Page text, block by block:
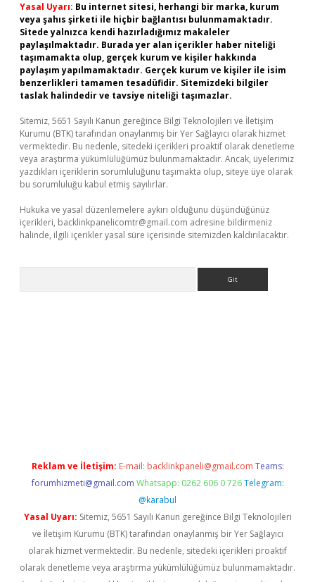
Yasal Uyarı: Bu internet sitesi, herhangi bir marka, kurum
veya şahıs şirketi ile hiçbir bağlantısı bulunmamaktadır.
Sitede yalnızca kendi hazırladığımız makaleler
paylaşılmaktadır. Burada yer alan içerikler haber niteliği
taşımamakta olup, gerçek kurum ve kişiler hakkında
paylaşım yapılmamaktadır. Gerçek kurum ve kişiler ile isim
benzerlikleri tamamen tesadüfidir. Sitemizdeki bilgiler
taslak halindedir ve tavsiye niteliği taşımazlar.
Sitemiz, 5651 Sayılı Kanun gereğince Bilgi Teknolojileri ve İletişim
Kurumu (BTK) tarafından onaylanmış bir Yer Sağlayıcı olarak hizmet
vermektedir. Bu nedenle, sitedeki içerikleri proaktif olarak denetleme
veya araştırma yükümlülüğümüz bulunmamaktadır. Ancak, üyelerimiz
yazdıkları içeriklerin sorumluluğunu taşımakta olup, siteye üye olarak
bu sorumluluğu kabul etmiş sayılırlar.
Hukuka ve yasal düzenlemelere aykırı olduğunu düşündüğünüz
içerikleri, backlinkpanelicomtr@gmail.com adresine bildirmeniz
halinde, ilgili içerikler yasal süre içerisinde sitemizden kaldırılacaktır.
Reklam ve İletişim: E-mail: backlinkpaneli@gmail.com Teams:
forumhizmeti@gmail.com Whatsapp: 0262 606 0 726 Telegram:
@karabul
Yasal Uyarı: Sitemiz, 5651 Sayılı Kanun gereğince Bilgi Teknolojileri
ve İletişim Kurumu (BTK) tarafından onaylanmış bir Yer Sağlayıcı
olarak hizmet vermektedir. Bu nedenle, sitedeki içerikleri proaktif
olarak denetleme veya araştırma yükümlülüğümüz bulunmamaktadır.